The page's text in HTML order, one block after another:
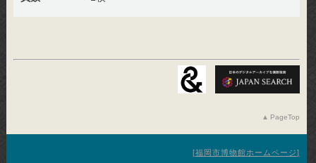
PageTop
福岡市博物館ホームページ